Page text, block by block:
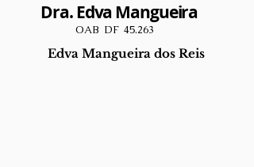
Dra. Edva Mangueira
OAB DF 45.263
Edva Mangueira dos Reis